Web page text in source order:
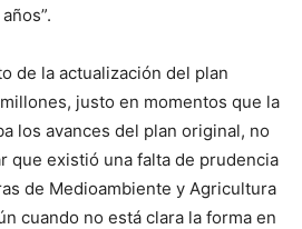
de la actualización del plan
justo en momentos que la
los avances del plan original, no
que existió una falta de prudencia
de Medioambiente y Agricultura
cuando no está clara la forma en